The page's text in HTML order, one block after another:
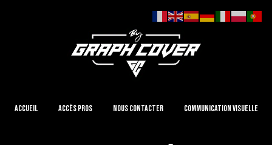
Accueil Accès Pros Nous contacter Communication visuelle